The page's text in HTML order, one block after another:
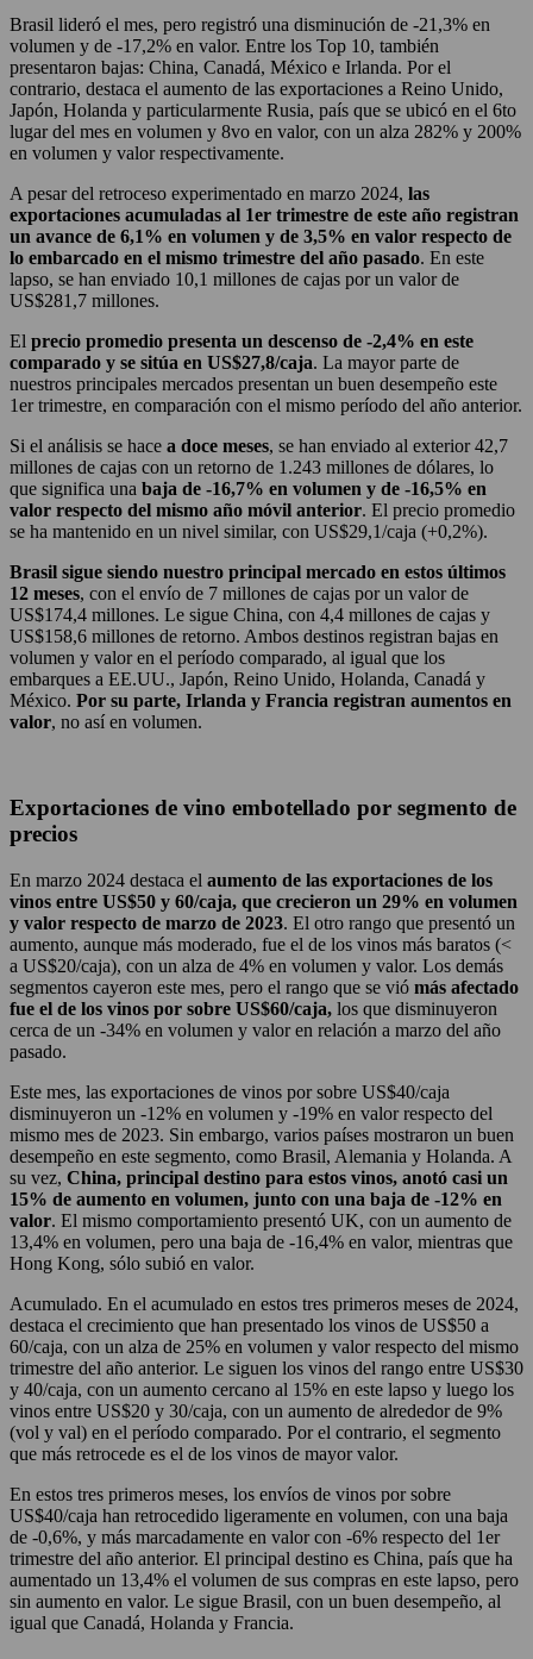
Brasil lideró el mes, pero registró una disminución de -21,3% en
volumen y de -17,2% en valor. Entre los Top 10, también
presentaron bajas: China, Canadá, México e Irlanda. Por el
contrario, destaca el aumento de las exportaciones a Reino Unido,
Japón, Holanda y particularmente Rusia, país que se ubicó en el 6to
lugar del mes en volumen y 8vo en valor, con un alza 282% y 200%
en volumen y valor respectivamente.
A pesar del retroceso experimentado en marzo 2024, las
exportaciones acumuladas al 1er trimestre de este año registran
un avance de 6,1% en volumen y de 3,5% en valor respecto de
lo embarcado en el mismo trimestre del año pasado. En este
lapso, se han enviado 10,1 millones de cajas por un valor de
US$281,7 millones.
El precio promedio presenta un descenso de -2,4% en este
comparado y se sitúa en US$27,8/caja. La mayor parte de
nuestros principales mercados presentan un buen desempeño este
1er trimestre, en comparación con el mismo período del año anterior.
Si el análisis se hace a doce meses, se han enviado al exterior 42,7
millones de cajas con un retorno de 1.243 millones de dólares, lo
que significa una baja de -16,7% en volumen y de -16,5% en
valor respecto del mismo año móvil anterior. El precio promedio
se ha mantenido en un nivel similar, con US$29,1/caja (+0,2%).
Brasil sigue siendo nuestro principal mercado en estos últimos
12 meses, con el envío de 7 millones de cajas por un valor de
US$174,4 millones. Le sigue China, con 4,4 millones de cajas y
US$158,6 millones de retorno. Ambos destinos registran bajas en
volumen y valor en el período comparado, al igual que los
embarques a EE.UU., Japón, Reino Unido, Holanda, Canadá y
México. Por su parte, Irlanda y Francia registran aumentos en
valor, no así en volumen.
Exportaciones de vino embotellado por segmento de
precios
En marzo 2024 destaca el aumento de las exportaciones de los
vinos entre US$50 y 60/caja, que crecieron un 29% en volumen
y valor respecto de marzo de 2023. El otro rango que presentó un
aumento, aunque más moderado, fue el de los vinos más baratos (<
a US$20/caja), con un alza de 4% en volumen y valor. Los demás
segmentos cayeron este mes, pero el rango que se vió más afectado
fue el de los vinos por sobre US$60/caja, los que disminuyeron
cerca de un -34% en volumen y valor en relación a marzo del año
pasado.
Este mes, las exportaciones de vinos por sobre US$40/caja
disminuyeron un -12% en volumen y -19% en valor respecto del
mismo mes de 2023. Sin embargo, varios países mostraron un buen
desempeño en este segmento, como Brasil, Alemania y Holanda. A
su vez, China, principal destino para estos vinos, anotó casi un
15% de aumento en volumen, junto con una baja de -12% en
valor. El mismo comportamiento presentó UK, con un aumento de
13,4% en volumen, pero una baja de -16,4% en valor, mientras que
Hong Kong, sólo subió en valor.
Acumulado. En el acumulado en estos tres primeros meses de 2024,
destaca el crecimiento que han presentado los vinos de US$50 a
60/caja, con un alza de 25% en volumen y valor respecto del mismo
trimestre del año anterior. Le siguen los vinos del rango entre US$30
y 40/caja, con un aumento cercano al 15% en este lapso y luego los
vinos entre US$20 y 30/caja, con un aumento de alrededor de 9%
(vol y val) en el período comparado. Por el contrario, el segmento
que más retrocede es el de los vinos de mayor valor.
En estos tres primeros meses, los envíos de vinos por sobre
US$40/caja han retrocedido ligeramente en volumen, con una baja
de -0,6%, y más marcadamente en valor con -6% respecto del 1er
trimestre del año anterior. El principal destino es China, país que ha
aumentado un 13,4% el volumen de sus compras en este lapso, pero
sin aumento en valor. Le sigue Brasil, con un buen desempeño, al
igual que Canadá, Holanda y Francia.